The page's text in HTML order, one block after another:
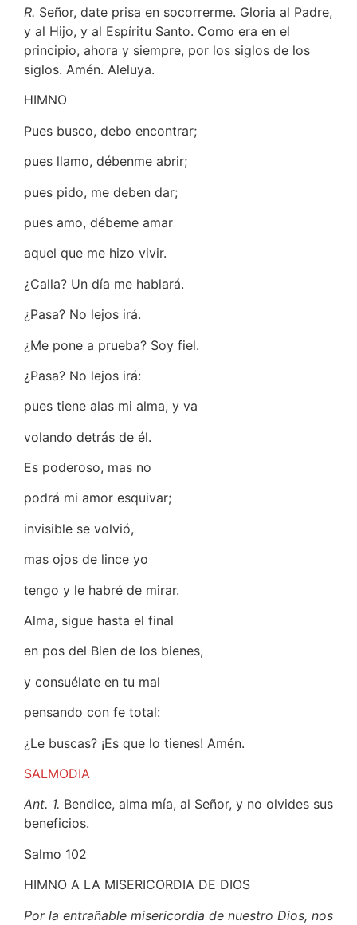
R. Señor, date prisa en socorrerme. Gloria al Padre,
y al Hijo, y al Espíritu Santo. Como era en el
principio, ahora y siempre, por los siglos de los
siglos. Amén. Aleluya.
HIMNO
Pues busco, debo encontrar;
pues llamo, débenme abrir;
pues pido, me deben dar;
pues amo, débeme amar
aquel que me hizo vivir.
¿Calla? Un día me hablará.
¿Pasa? No lejos irá.
¿Me pone a prueba? Soy fiel.
¿Pasa? No lejos irá:
pues tiene alas mi alma, y va
volando detrás de él.
Es poderoso, mas no
podrá mi amor esquivar;
invisible se volvió,
mas ojos de lince yo
tengo y le habré de mirar.
Alma, sigue hasta el final
en pos del Bien de los bienes,
y consuélate en tu mal
pensando con fe total:
¿Le buscas? ¡Es que lo tienes! Amén.
SALMODIA
Ant. 1. Bendice, alma mía, al Señor, y no olvides sus
beneficios.
Salmo 102
HIMNO A LA MISERICORDIA DE DIOS
Por la entrañable misericordia de nuestro Dios, nos